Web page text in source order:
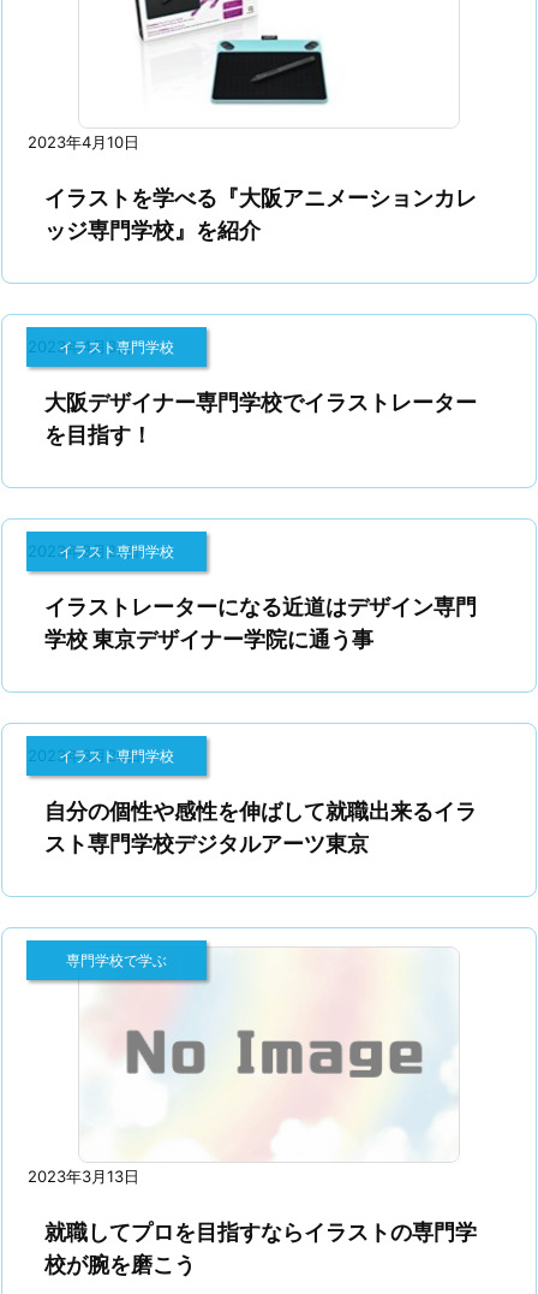
2023年4月10日
イラストを学べる『大阪アニメーションカレ
ッジ専門学校』を紹介
2023年4月3日
イラスト専門学校
大阪デザイナー専門学校でイラストレーター
を目指す！
2023年3月27日
イラスト専門学校
イラストレーターになる近道はデザイン専門
学校 東京デザイナー学院に通う事
2023年3月20日
イラスト専門学校
自分の個性や感性を伸ばして就職出来るイラ
スト専門学校デジタルアーツ東京
2023年3月13日
専門学校で学ぶ
就職してプロを目指すならイラストの専門学
校が腕を磨こう